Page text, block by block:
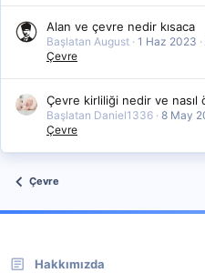
Alan ve çevre nedir kısaca
Başlatan August 1 Haz 2023
Çevre
Çevre kirliliği nedir ve nasıl
Başlatan Daniel1336 8 May
Çevre
Çevre
Hakkımızda